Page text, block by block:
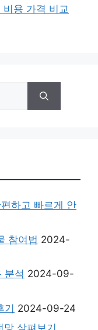
용 가격 비교
하고 빠르게 안
참여법 2024-
분석 2024-09-
기 2024-09-24